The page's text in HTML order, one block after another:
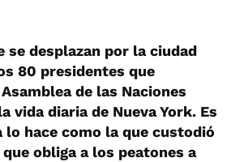
se desplazan por la ciudad
80 presidentes que
de las Naciones
vida diaria de Nueva York. Es
lo hace como la que custodió
que obliga a los peatones a